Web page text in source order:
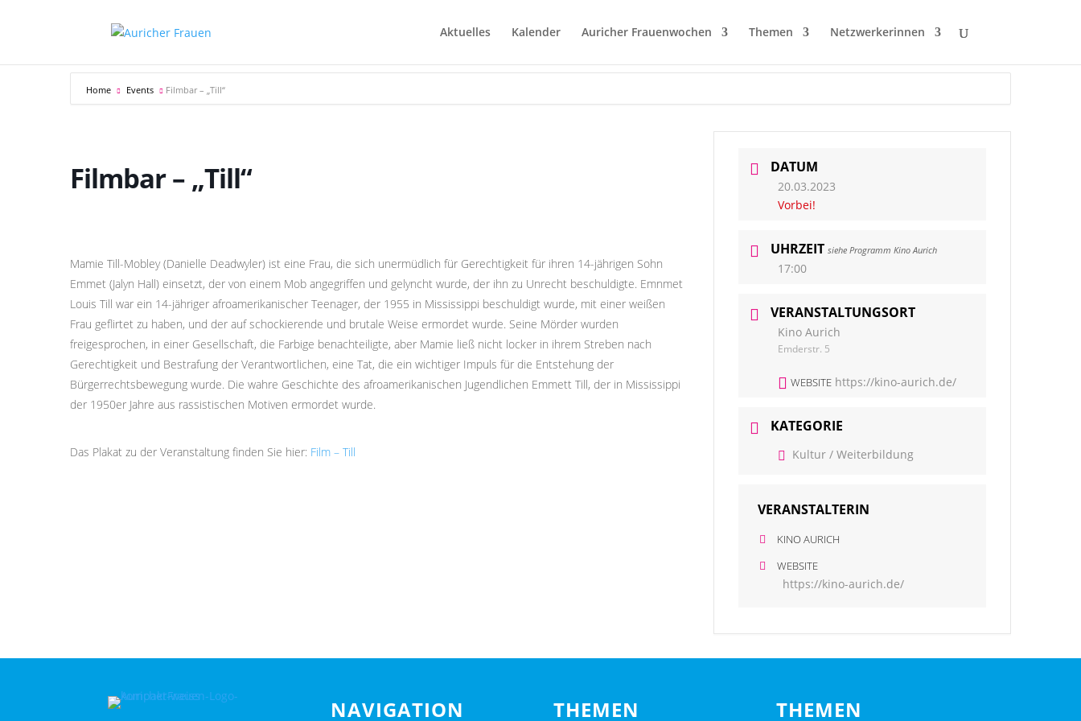
Aktuelles Kalender Auricher Frauenwochen Themen Netzwerkerinnen
Home Events Filmbar – „Till“
Filmbar – „Till“
Mamie Till-Mobley (Danielle Deadwyler) ist eine Frau, die sich unermüdlich für Gerechtigkeit für ihren 14-jährigen Sohn
Emmet (Jalyn Hall) einsetzt, der von einem Mob angegriffen und gelyncht wurde, der ihn zu Unrecht beschuldigte. Emnmet
Louis Till war ein 14-jähriger afroamerikanischer Teenager, der 1955 in Mississippi beschuldigt wurde, mit einer weißen
Frau geflirtet zu haben, und der auf schockierende und brutale Weise ermordet wurde. Seine Mörder wurden
freigesprochen, in einer Gesellschaft, die Farbige benachteiligte, aber Mamie ließ nicht locker in ihrem Streben nach
Gerechtigkeit und Bestrafung der Verantwortlichen, eine Tat, die ein wichtiger Impuls für die Entstehung der
Bürgerrechtsbewegung wurde. Die wahre Geschichte des afroamerikanischen Jugendlichen Emmett Till, der in Mississippi
der 1950er Jahre aus rassistischen Motiven ermordet wurde.
Das Plakat zu der Veranstaltung finden Sie hier: Film – Till
DATUM
20.03.2023
Vorbei!
UHRZEIT siehe Programm Kino Aurich
17:00
VERANSTALTUNGSORT
Kino Aurich
Emderstr. 5
WEBSITE https://kino-aurich.de/
KATEGORIE
Kultur / Weiterbildung
VERANSTALTERIN
KINO AURICH
WEBSITE
https://kino-aurich.de/
NAVIGATION THEMEN THEMEN